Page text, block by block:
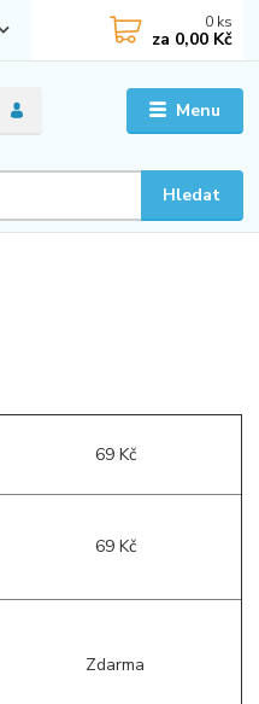
Menu
Hledat
0 ks
za 0,00 Kč
69 Kč
69 Kč
Zdarma